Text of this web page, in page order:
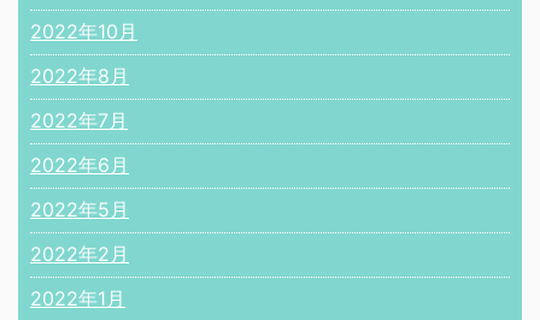
2022年10月
2022年8月
2022年7月
2022年6月
2022年5月
2022年2月
2022年1月